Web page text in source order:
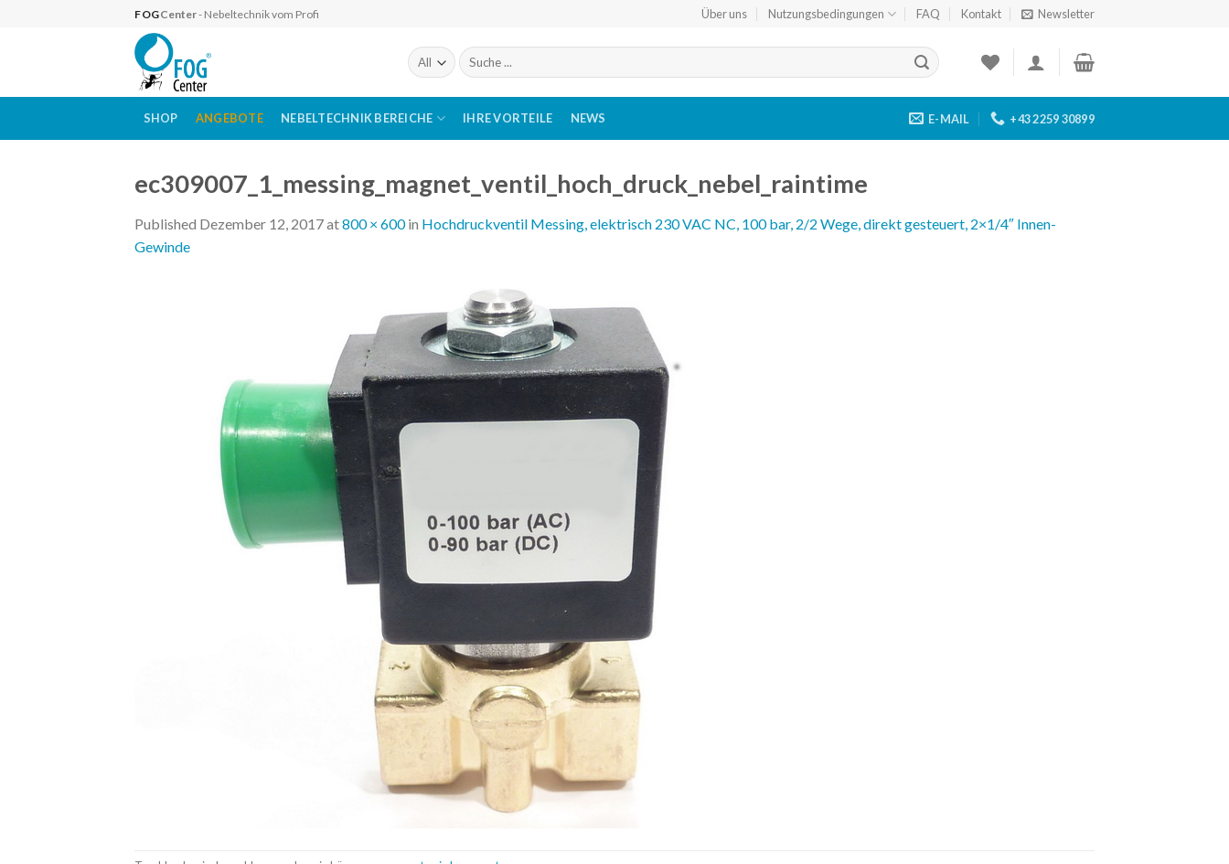
FOGCenter- Nebeltechnik vom Profi Über uns Nutzungsbedingungen FAQ Kontakt Newsletter
Suchen
nach:
SHOP ANGEBOTE NEBELTECHNIK BEREICHE IHRE VORTEILE NEWS E-MAIL +43 2259 30899
ec309007_1_messing_magnet_ventil_hoch_druck_nebel_raintime
Published Dezember 12, 2017at800 × 600in Hochdruckventil Messing, elektrisch 230 VAC NC, 100 bar, 2/2 Wege, direkt gesteuert, 2×1/4″ Innen-
Gewinde